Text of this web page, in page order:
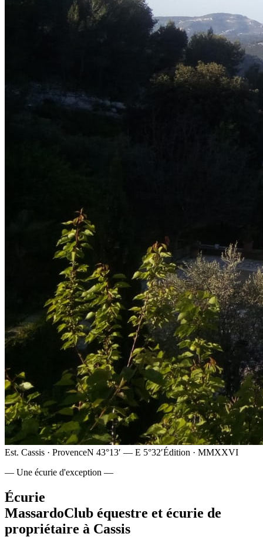
Est. Cassis · ProvenceN 43°13′ — E 5°32′Édition · MMXXVI
— Une écurie d'exception —
Écurie
MassardoClub équestre et écurie de
propriétaire à Cassis